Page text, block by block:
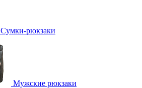
Сумки-рюкзаки
Мужские рюкзаки